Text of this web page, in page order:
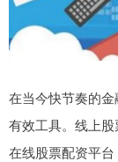
在当今快节奏的
有效工具。线上
在线股票配资平台